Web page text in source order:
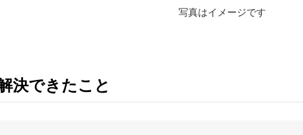
写真はイメージです
決できたこと